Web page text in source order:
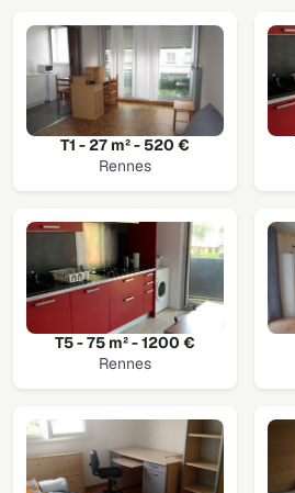
T1 - 27 m² - 520 €
Rennes
T5 - 75 m² - 1200 €
Rennes